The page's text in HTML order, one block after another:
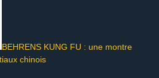
BEHRENS KUNG FU : une montre
chinois